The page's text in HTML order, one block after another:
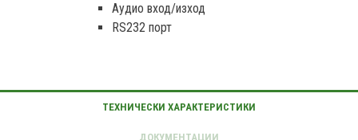
Аудио вход/изход
RS232 порт